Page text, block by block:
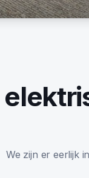
We zijn er eerlijk